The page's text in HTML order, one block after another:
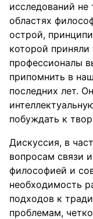
исследований не
областях
острой,
которой приняли
профессионалы
припомнить в
последних лет.
побуждать к
Дискуссия, в
вопросам связи
философией и
необходимость
подходов к
проблемам,